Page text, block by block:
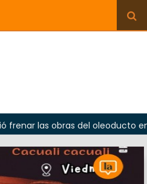
obras del oleoducto en Punta